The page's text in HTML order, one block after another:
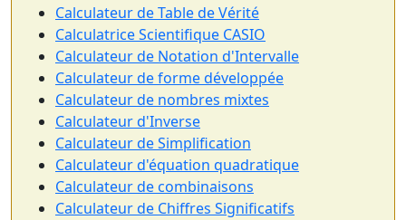
Calculateur de Table de Vérité
Calculatrice Scientifique CASIO
Calculateur de Notation d'Intervalle
Calculateur de forme développée
Calculateur de nombres mixtes
Calculateur d'Inverse
Calculateur de Simplification
Calculateur d'équation quadratique
Calculateur de combinaisons
Calculateur de Chiffres Significatifs